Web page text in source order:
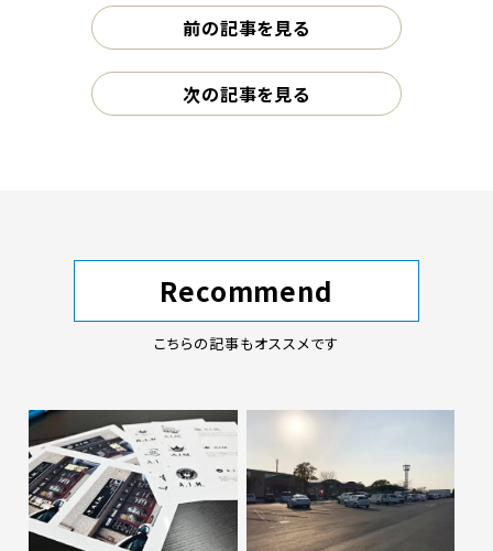
前の記事を見る
次の記事を見る
Recommend
こちらの記事もオススメです